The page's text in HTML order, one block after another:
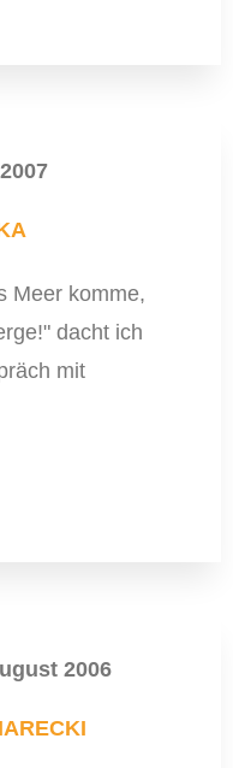
Meer komme,
dacht ich
mit
2006